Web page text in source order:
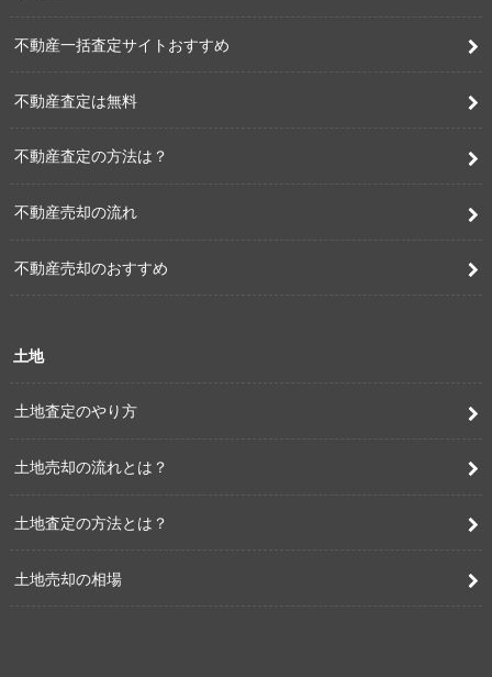
不動産一括査定サイトおすすめ
不動産査定は無料
不動産査定の方法は？
不動産売却の流れ
不動産売却のおすすめ
土地
土地査定のやり方
土地売却の流れとは？
土地査定の方法とは？
土地売却の相場